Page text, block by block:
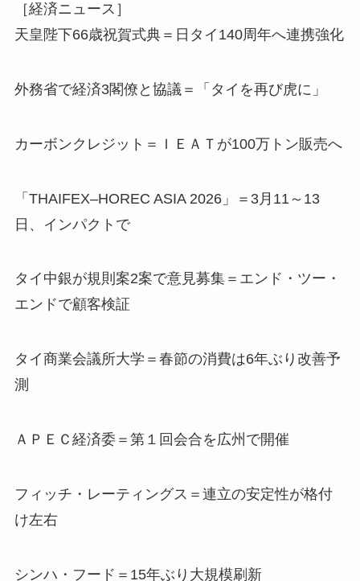
［経済ニュース］
天皇陛下66歳祝賀式典＝日タイ140周年へ連携強化
外務省で経済3閣僚と協議＝「タイを再び虎に」
カーボンクレジット＝ＩＥＡＴが100万トン販売へ
「THAIFEX–HOREC ASIA 2026」＝3月11～13
日、インパクトで
タイ中銀が規則案2案で意見募集＝エンド・ツー・
エンドで顧客検証
タイ商業会議所大学＝春節の消費は6年ぶり改善予
測
ＡＰＥＣ経済委＝第１回会合を広州で開催
フィッチ・レーティングス＝連立の安定性が格付
け左右
シンハ・フード＝15年ぶり大規模刷新